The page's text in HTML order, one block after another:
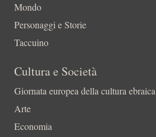
Mondo
Personaggi e Storie
Taccuino
Cultura e Società
Giornata europea della cultura ebraica
Arte
Economia